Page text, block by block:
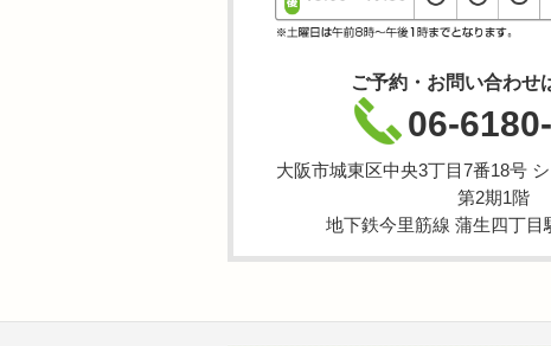
ご予約・お問い合わせ
06-
大阪市城東区中央3丁目7番18号
第2期1階
地下鉄今里筋線 蒲生四丁目